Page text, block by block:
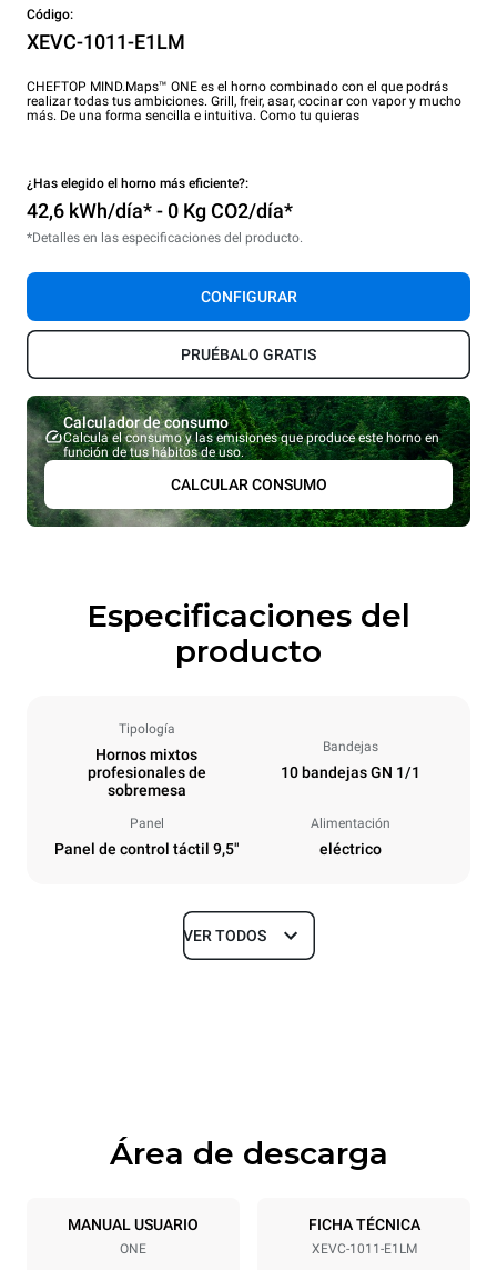
Código:
XEVC-1011-E1LM
CHEFTOP MIND.Maps™ ONE es el horno combinado con el que podrás
realizar todas tus ambiciones. Grill, freir, asar, cocinar con vapor y mucho
más. De una forma sencilla e intuitiva. Como tu quieras
¿Has elegido el horno más eficiente?:
42,6 kWh/día* - 0 Kg CO2/día*
*Detalles en las especificaciones del producto.
CONFIGURAR
PRUÉBALO GRATIS
Calculador de consumo
Calcula el consumo y las emisiones que produce este horno en
función de tus hábitos de uso.
CALCULAR CONSUMO
Especificaciones del
producto
Tipología
Hornos mixtos
profesionales de
sobremesa
Bandejas
10 bandejas GN 1/1
Panel
Panel de control táctil 9,5"
Alimentación
eléctrico
Tamaños
Especificaciones de la bandeja
10 GN 1/1
Distancia entre bandejas
VER TODOS
Área de descarga
MANUAL USUARIO
ONE
FICHA TÉCNICA
XEVC-1011-E1LM